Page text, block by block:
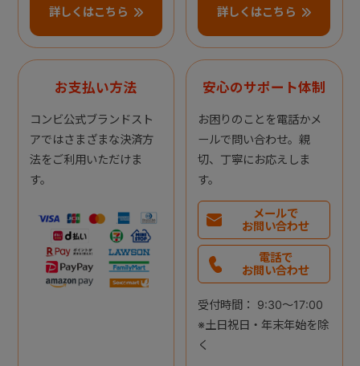
詳しくはこちら 詳しくはこちら
お支払い方法
コンビ公式ブランドスト
アではさまざまな決済方
法をご利用いただけま
す。
安心のサポート体制
お困りのことを電話かメ
ールで問い合わせ。親
切、丁寧にお応えしま
す。
メールで
お問い合わせ
電話で
お問い合わせ
受付時間： 9:30～17:00
※土日祝日・年末年始を除
く